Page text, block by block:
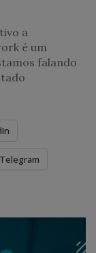
a
é um
falando
Telegram